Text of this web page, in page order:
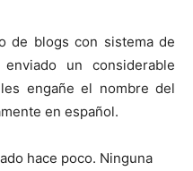
de blogs con sistema de
un considerable
engañe el nombre del
en español.
hace poco. Ninguna